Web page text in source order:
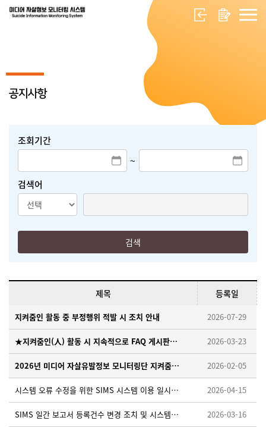
공지사항
조회기간
~
검색어
검색
제목 등록일
지켜줌인 활동 중 부정행위 적발 시 조치 안내 2026-07-29
★지켜줌인(人) 활동 시 지속적으로 FAQ 게시판을 확인해 주세요! 2026-03-23
2026년 미디어 자살유발정보 모니터링단 지켜줌인(人) 모집 안내 2026-02-05
시스템 오류 수정을 위한 SIMS 시스템 이용 일시중단 안내 ※ 26. 4. 15. (수) 18:00~18:10 2026-04-15
SIMS 일간 보고서 등록건수 변경 조치 및 시스템 적용을 위한 임시 중단 안내 ※26.3.19.(목) 오후 18:00~18:30 2026-03-16